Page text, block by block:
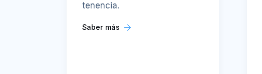
tenencia.
Saber más